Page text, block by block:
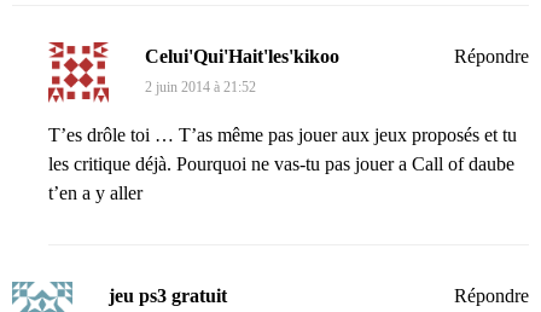
Celui'Qui'Hait'les'kikoo
2 juin 2014 à 21:52
T’es drôle toi … T’as même pas jouer aux jeux proposés et tu
les critique déjà. Pourquoi ne vas-tu pas jouer a Call of daube
t’en a y aller
Répondre
jeu ps3 gratuit Répondre